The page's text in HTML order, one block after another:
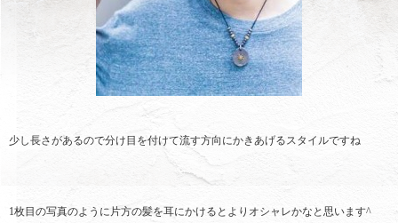
少し長さがあるので分け目を付けて流す方向にかきあげるスタイルですね
1枚目の写真のように片方の髪を耳にかけるとよりオシャレかなと思います^